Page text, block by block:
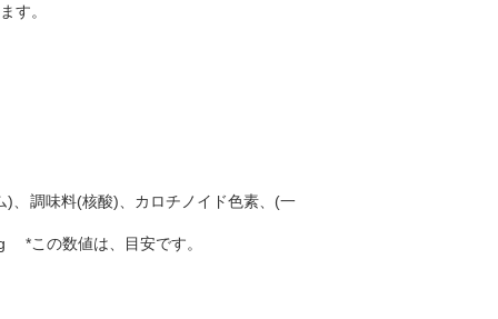
す。
、調味料(核酸)、カロチノイド色素、(一
この数値は、目安です。